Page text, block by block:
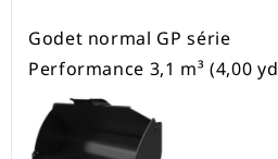
Godet normal GP série
Performance 3,1 m³ (4,00